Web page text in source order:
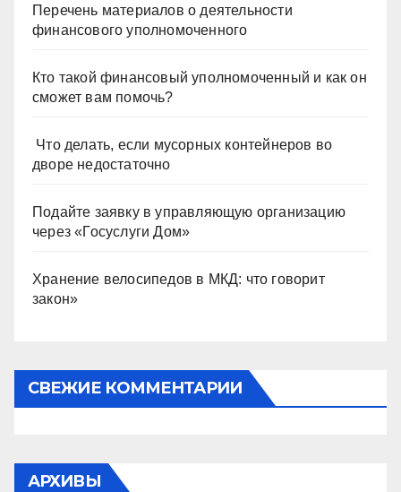
Перечень материалов о деятельности
финансового уполномоченного
Кто такой финансовый уполномоченный и как он
сможет вам помочь?
Что делать, если мусорных контейнеров во
дворе недостаточно
Подайте заявку в управляющую организацию
через «Госуслуги Дом»
Хранение велосипедов в МКД: что говорит
закон»
СВЕЖИЕ КОММЕНТАРИИ
АРХИВЫ